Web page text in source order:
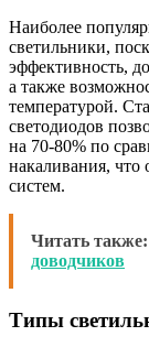
Наиболее
светильники,
эффективность,
а также
температурой.
светодиодов
на 70-80% по
накаливания,
систем.
Читать также:
доводчиков
Типы